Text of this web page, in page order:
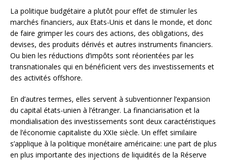
La politique budgétaire a plutôt pour effet de stimuler les
marchés financiers, aux Etats-Unis et dans le monde, et donc
de faire grimper les cours des actions, des obligations, des
devises, des produits dérivés et autres instruments financiers.
Ou bien les réductions d’impôts sont réorientées par les
transnationales qui en bénéficient vers des investissements et
des activités offshore.
En d’autres termes, elles servent à subventionner l’expansion
du capital états-unien à l’étranger. La financiarisation et la
mondialisation des investissements sont deux caractéristiques
de l’économie capitaliste du XXIe siècle. Un effet similaire
s’applique à la politique monétaire américaine: une part de plus
en plus importante des injections de liquidités de la Réserve